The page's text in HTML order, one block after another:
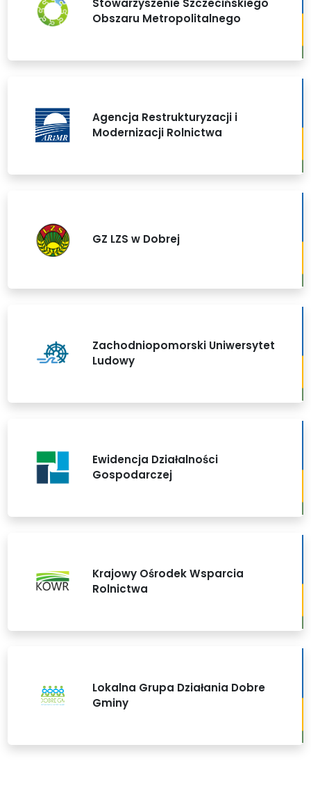
Stowarzyszenie Szczecińskiego
Obszaru Metropolitalnego
Agencja Restrukturyzacji i
Modernizacji Rolnictwa
GZ LZS w Dobrej
Zachodniopomorski Uniwersytet
Ludowy
Ewidencja Działalności
Gospodarczej
Krajowy Ośrodek Wsparcia
Rolnictwa
Lokalna Grupa Działania Dobre
Gminy